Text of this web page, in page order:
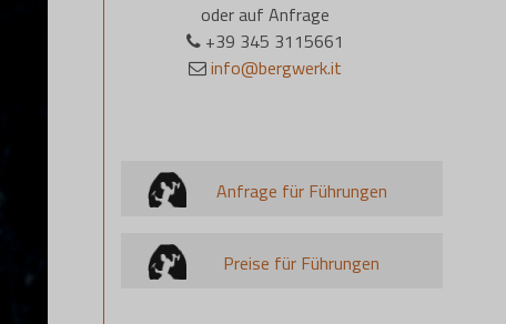
oder auf Anfrage
+39 345 3115661
info@bergwerk.it
Anfrage für Führungen
Preise für Führungen